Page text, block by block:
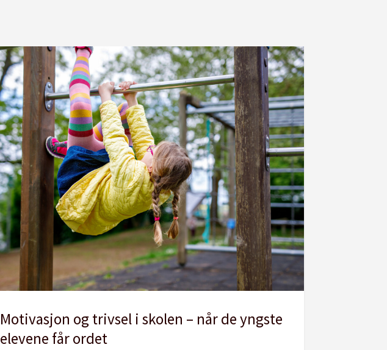
Motivasjon og trivsel i skolen – når de yngste
elevene får ordet